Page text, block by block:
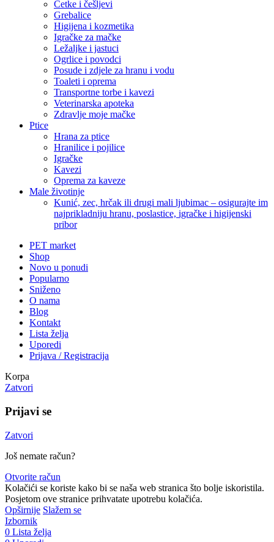
Četke i češljevi
Grebalice
Higijena i kozmetika
Igračke za mačke
Ležaljke i jastuci
Ogrlice i povodci
Posude i zdjele za hranu i vodu
Toaleti i oprema
Transportne torbe i kavezi
Veterinarska apoteka
Zdravlje moje mačke
Ptice
Hrana za ptice
Hranilice i pojilice
Igračke
Kavezi
Oprema za kaveze
Male životinje
Kunić, zec, hrčak ili drugi mali ljubimac – osigurajte im
najprikladniju hranu, poslastice, igračke i higijenski
pribor
PET market
Shop
Novo u ponudi
Popularno
Sniženo
O nama
Blog
Kontakt
Lista želja
Uporedi
Prijava / Registracija
Korpa
Zatvori
Prijavi se
Zatvori
Još nemate račun?
Otvorite račun
Kolačići se koriste kako bi se naša web stranica što bolje iskoristila.
Posjetom ove stranice prihvatate upotrebu kolačića.
Opširnije Slažem se
Izbornik
0 Lista želja